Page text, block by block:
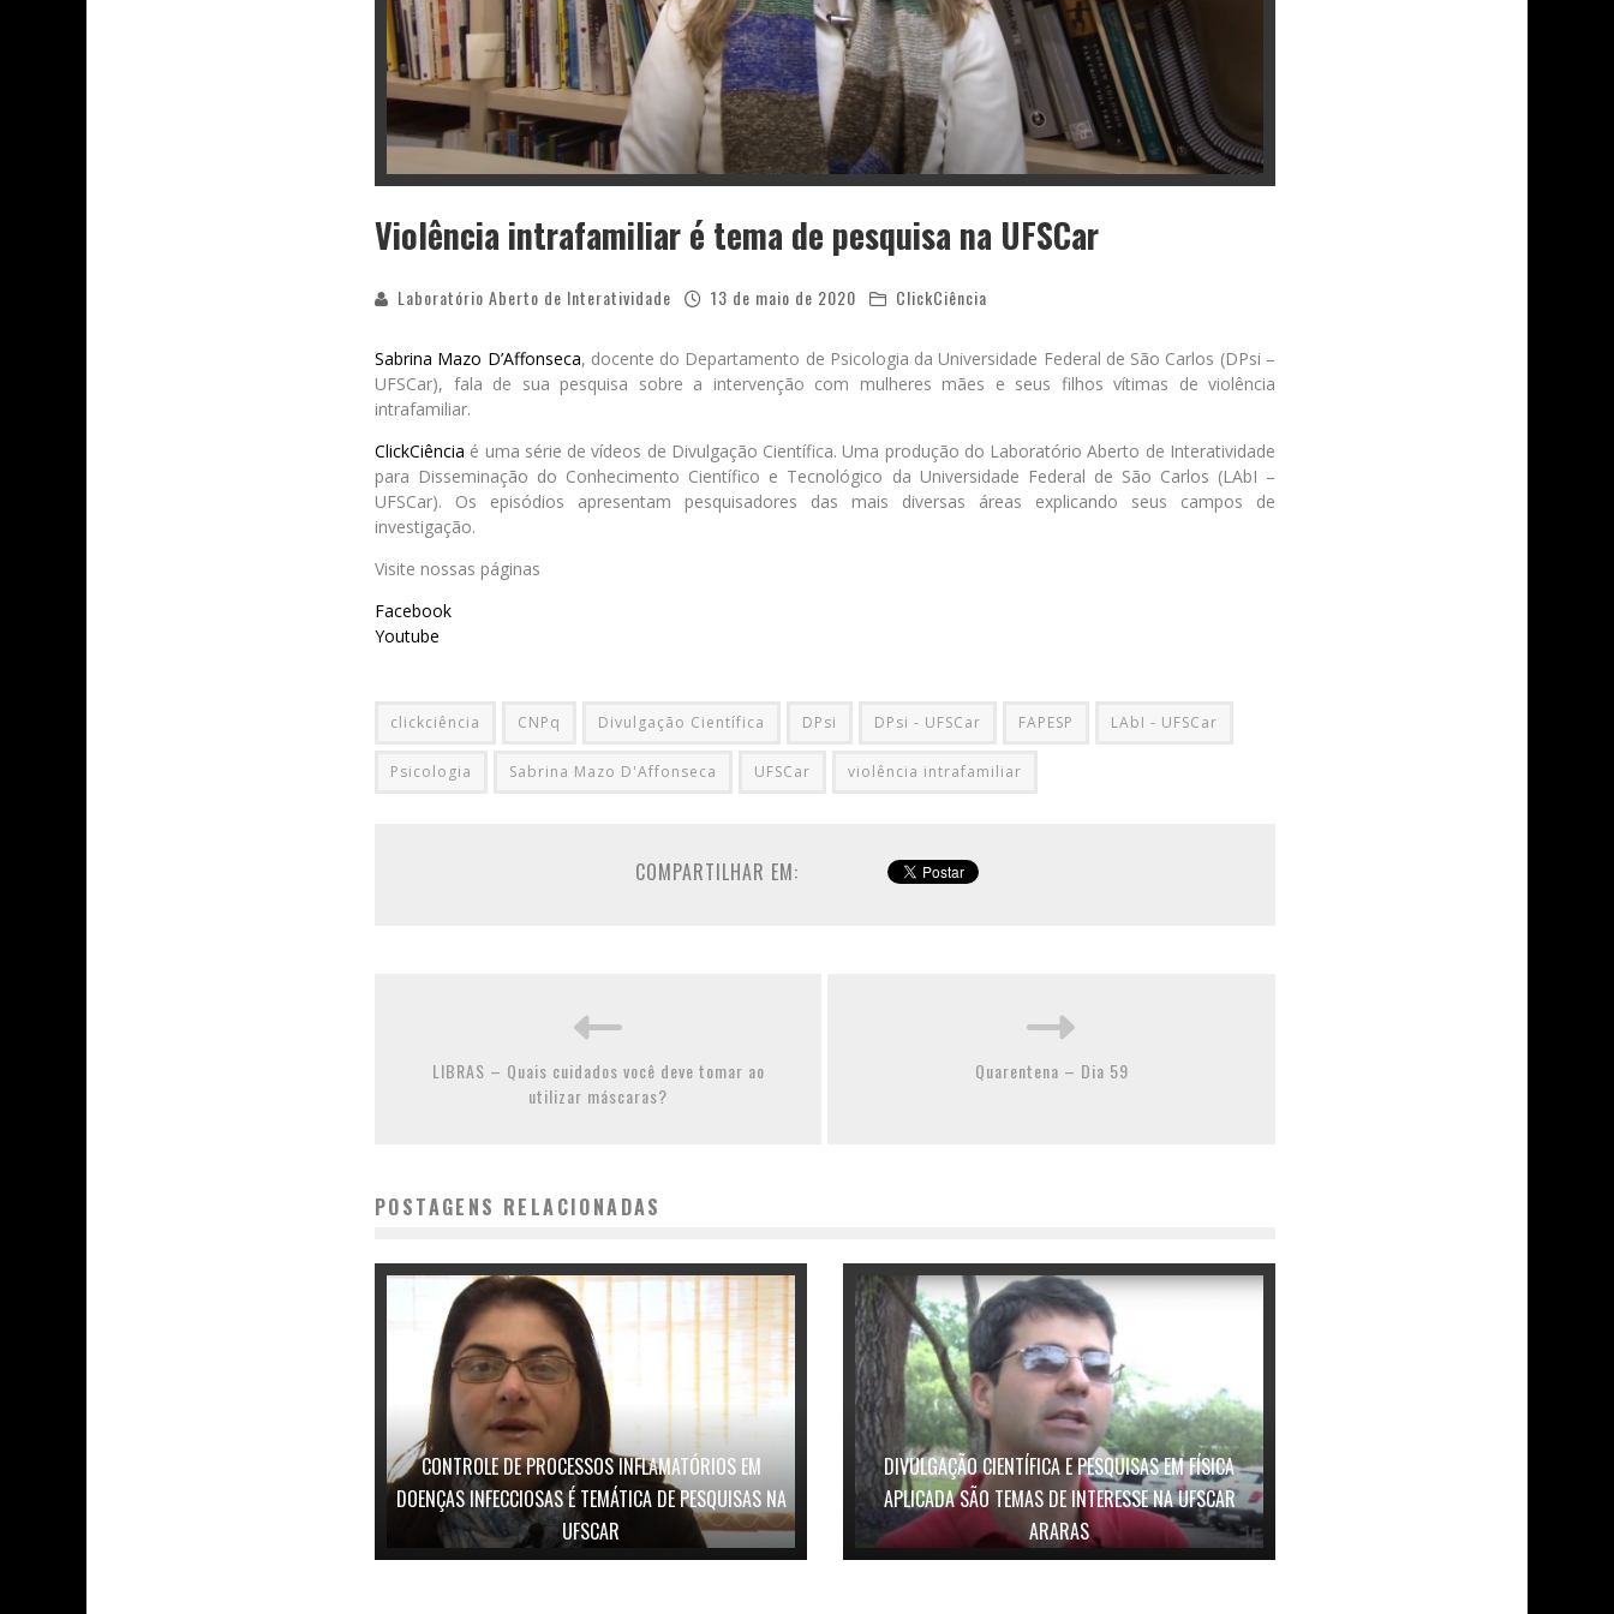
Violência intrafamiliar é tema de pesquisa na UFSCar
Laboratório Aberto de Interatividade 13 de maio de 2020 ClickCiência
Sabrina Mazo D’Affonseca, docente do Departamento de Psicologia da Universidade Federal de São Carlos (DPsi –
UFSCar), fala de sua pesquisa sobre a intervenção com mulheres mães e seus filhos vítimas de violência
intrafamiliar.
ClickCiência é uma série de vídeos de Divulgação Científica. Uma produção do Laboratório Aberto de Interatividade
para Disseminação do Conhecimento Científico e Tecnológico da Universidade Federal de São Carlos (LAbI –
UFSCar). Os episódios apresentam pesquisadores das mais diversas áreas explicando seus campos de
investigação.
Visite nossas páginas
Facebook
Youtube
clickciência CNPq Divulgação Científica DPsi DPsi - UFSCar FAPESP LAbI - UFSCar
Psicologia Sabrina Mazo D'Affonseca UFSCar violência intrafamiliar
COMPARTILHAR EM:
LIBRAS – Quais cuidados você deve tomar ao
utilizar máscaras?
Quarentena – Dia 59
POSTAGENS RELACIONADAS
CONTROLE DE PROCESSOS INFLAMATÓRIOS EM
DOENÇAS INFECCIOSAS É TEMÁTICA DE PESQUISAS NA
UFSCAR
DIVULGAÇÃO CIENTÍFICA E PESQUISAS EM FÍSICA
APLICADA SÃO TEMAS DE INTERESSE NA UFSCAR
ARARAS